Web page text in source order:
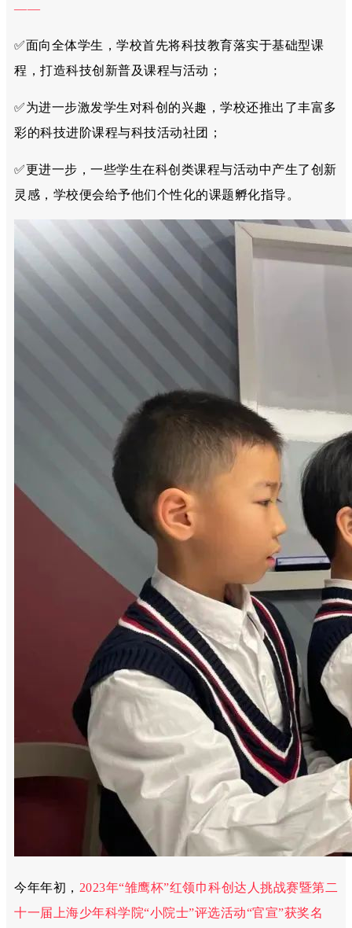
——
✅面向全体学生，学校首先将科技教育落实于基础型课
程，打造科技创新普及课程与活动；
✅为进一步激发学生对科创的兴趣，学校还推出了丰富多
彩的科技进阶课程与科技活动社团；
✅更进一步，一些学生在科创类课程与活动中产生了创新
灵感，学校便会给予他们个性化的课题孵化指导。
今年年初， 2023年“雏鹰杯”红领巾科创达人挑战赛暨第二
十一届上海少年科学院“小院士”评选活动“官宣”获奖名